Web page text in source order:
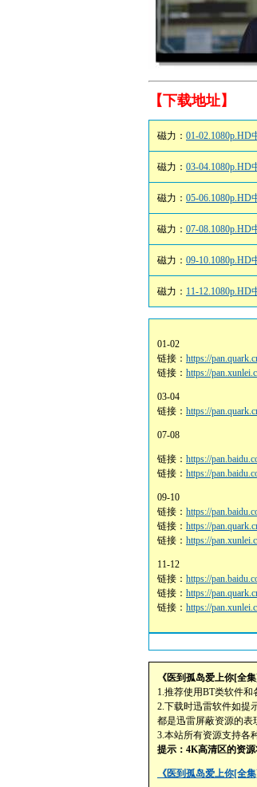
【下载地址】
磁力： 01-02.1080p.HD
磁力： 03-04.1080p.HD
磁力： 05-06.1080p.HD
磁力： 07-08.1080p.HD
磁力： 09-10.1080p.HD
磁力： 11-12.1080p.HD
01-02
链接： https://
链接： https://
03-04
链接： https://
07-08
链接： https://
链接： https://
09-10
链接： https://
链接： https://
链接： https://
11-12
链接： https://
链接： https://
链接： https://
《医到孤岛爱上你[全
1.推荐使用BT类软件和
2.下载时迅雷软件如提
都是迅雷屏蔽资源的表
3.本站所有资源支持各
提示：4K高清区的资
《医到孤岛爱上你[全